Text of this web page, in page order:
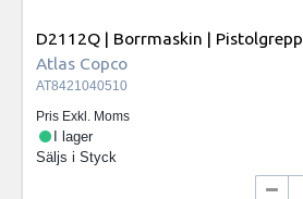
D2112Q | Borrmaskin | Pistolgrepp
Atlas Copco
AT8421040510
Pris Exkl. Moms
I lager
Säljs i Styck